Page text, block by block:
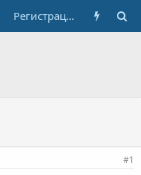
Регистрация
#1